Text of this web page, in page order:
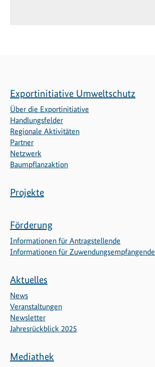
Exportinitiative Umweltschutz
Über die Exportinitiative
Handlungsfelder
Regionale Aktivitäten
Partner
Netzwerk
Baumpflanzaktion
Projekte
Förderung
Informationen für Antragstellende
Informationen für Zuwendungsempfangende
Aktuelles
News
Veranstaltungen
Newsletter
Jahresrückblick 2025
Mediathek